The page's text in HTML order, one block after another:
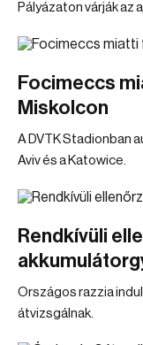
Pályázaton várják az
Focimeccs
Miskolcon
A DVTK Stadionban
Aviv és a Katowice.
Rendkívüli
Országos razzia
átvizsgálnak.